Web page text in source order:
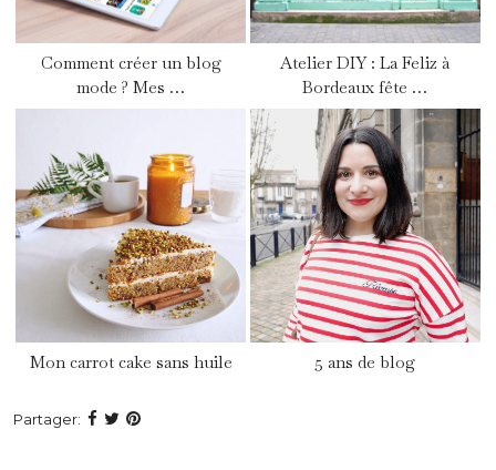
Comment créer un blog
mode ? Mes …
Atelier DIY : La Feliz à
Bordeaux fête …
Mon carrot cake sans huile 5 ans de blog
Partager: